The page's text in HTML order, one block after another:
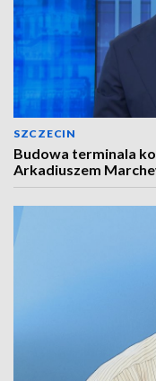
SZCZECIN
Budowa terminala
Arkadiuszem